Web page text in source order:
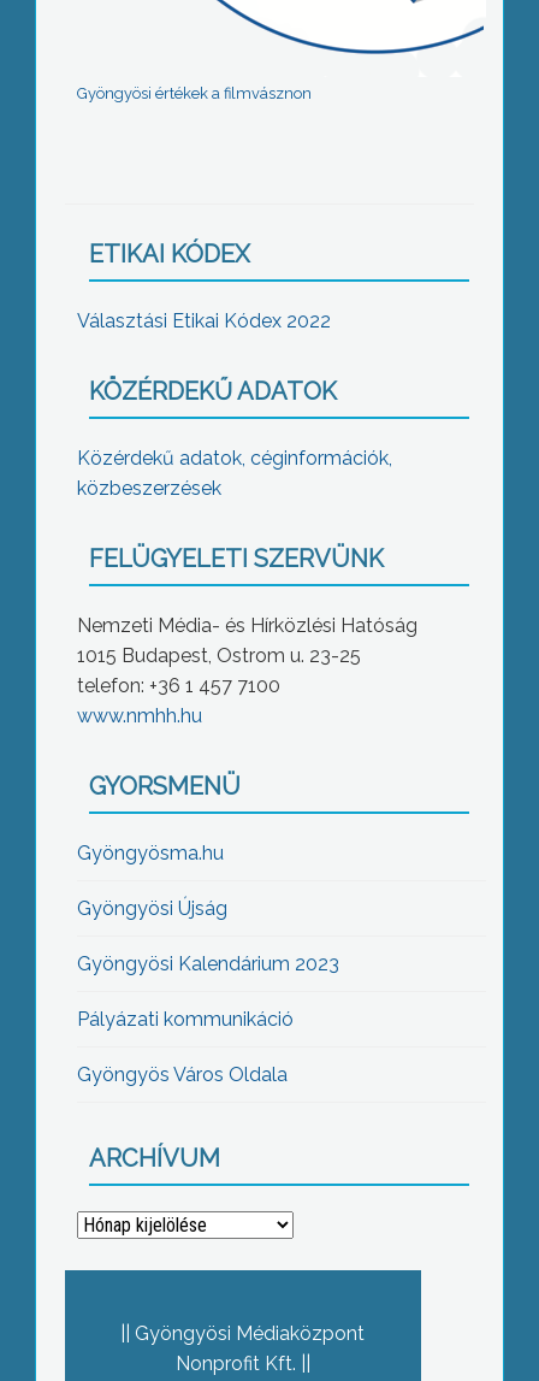
Gyöngyösi értékek a filmvásznon
ETIKAI KÓDEX
Választási Etikai Kódex 2022
KÖZÉRDEKŰ ADATOK
Közérdekű adatok, céginformációk,
közbeszerzések
FELÜGYELETI SZERVÜNK
Nemzeti Média- és Hírközlési Hatóság
1015 Budapest, Ostrom u. 23-25
telefon: +36 1 457 7100
www.nmhh.hu
GYORSMENÜ
Gyöngyösma.hu
Gyöngyösi Újság
Gyöngyösi Kalendárium 2023
Pályázati kommunikáció
Gyöngyös Város Oldala
ARCHÍVUM
Archívum
Gyöngyösi Médiaközpont
Nonprofit Kft.